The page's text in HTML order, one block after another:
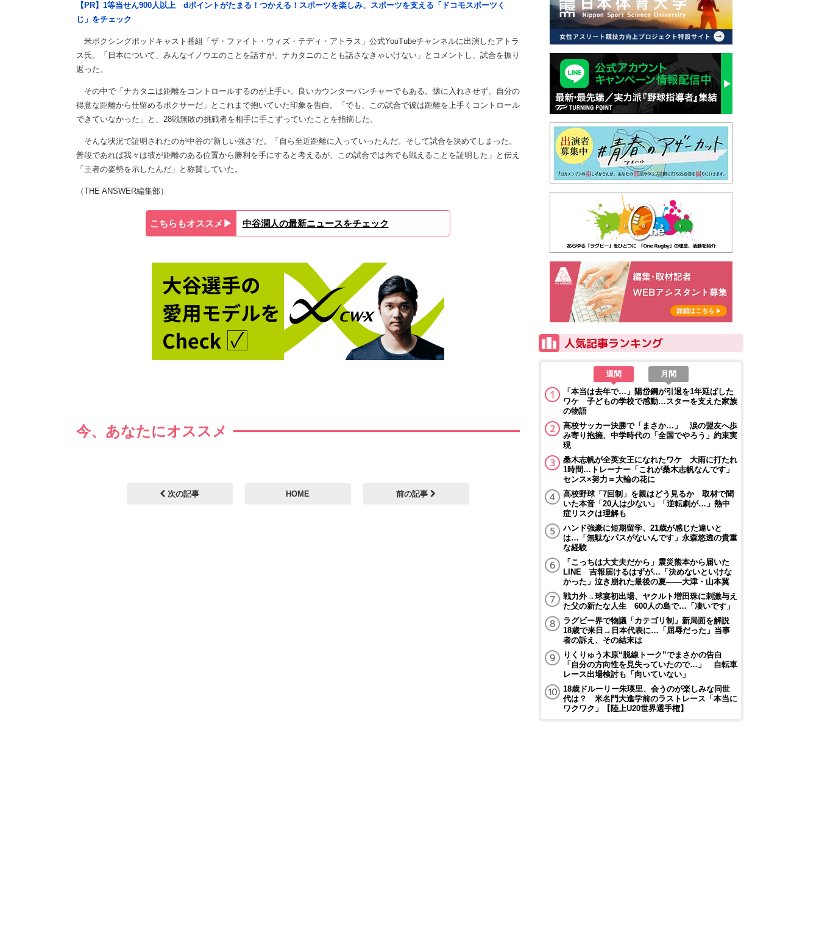
【PR】1等当せん900人以上 dポイントがたまる！つかえる！スポーツを楽しみ、スポーツを支える「ドコモスポーツく
じ」をチェック
米ボクシングポッドキャスト番組「ザ・ファイト・ウィズ・テディ・アトラス」公式YouTubeチャンネルに出演したアトラ
ス氏。「日本について、みんなイノウエのことを話すが、ナカタニのことも話さなきゃいけない」とコメントし、試合を振り
返った。
その中で「ナカタニは距離をコントロールするのが上手い。良いカウンターパンチャーでもある。懐に入れさせず、自分の
得意な距離から仕留めるボクサーだ」とこれまで抱いていた印象を告白。「でも、この試合で彼は距離を上手くコントロール
できていなかった」と、28戦無敗の挑戦者を相手に手こずっていたことを指摘した。
そんな状況で証明されたのが中谷の“新しい強さ”だ。「自ら至近距離に入っていったんだ。そして試合を決めてしまった。
普段であれば我々は彼が距離のある位置から勝利を手にすると考えるが、この試合では内でも戦えることを証明した」と伝え
「王者の姿勢を示したんだ」と称賛していた。
（THE ANSWER編集部）
こちらもオススメ▶︎ 中谷潤人の最新ニュースをチェック
今、あなたにオススメ
次の記事 HOME 前の記事
週間
月間
「本当は去年で…」陽岱鋼が引退を1年延ばした
ワケ 子どもの学校で感動…スターを支えた家族
の物語
高校サッカー決勝で「まさか…」 涙の盟友へ歩
み寄り抱擁、中学時代の「全国でやろう」約束実
現
桑木志帆が全英女王になれたワケ 大雨に打たれ
1時間…トレーナー「これが桑木志帆なんです」
センス×努力＝大輪の花に
高校野球「7回制」を親はどう見るか 取材で聞
いた本音「20人は少ない」「逆転劇が…」熱中
症リスクは理解も
ハンド強豪に短期留学、21歳が感じた違いと
は…「無駄なパスがないんです」永森悠透の貴重
な経験
「こっちは大丈夫だから」震災熊本から届いた
LINE 吉報届けるはずが…「決めないといけな
かった」泣き崩れた最後の夏――大津・山本翼
戦力外→球宴初出場、ヤクルト増田珠に刺激与え
た父の新たな人生 600人の島で…「凄いです」
ラグビー界で物議「カテゴリ制」新局面を解説
18歳で来日→日本代表に…「屈辱だった」当事
者の訴え、その結末は
りくりゅう木原“脱線トーク”でまさかの告白
「自分の方向性を見失っていたので…」 自転車
レース出場検討も「向いていない」
18歳ドルーリー朱瑛里、会うのが楽しみな同世
代は？ 米名門大進学前のラストレース「本当に
ワクワク」【陸上U20世界選手権】